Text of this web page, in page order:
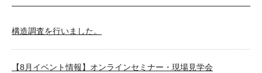
構造調査を行いました。
【8月イベント情報】オンラインセミナー・現場見学会